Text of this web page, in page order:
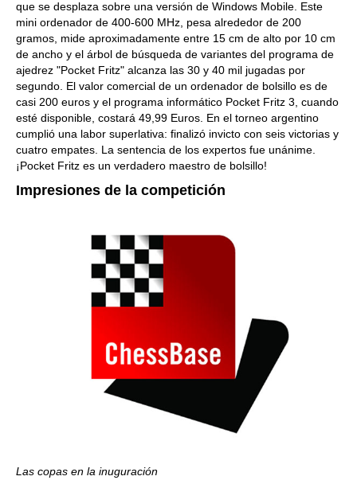
que se desplaza sobre una versión de Windows Mobile. Este
mini ordenador de 400-600 MHz, pesa alrededor de 200
gramos, mide aproximadamente entre 15 cm de alto por 10 cm
de ancho y el árbol de búsqueda de variantes del programa de
ajedrez "Pocket Fritz" alcanza las 30 y 40 mil jugadas por
segundo. El valor comercial de un ordenador de bolsillo es de
casi 200 euros y el programa informático Pocket Fritz 3, cuando
esté disponible, costará 49,99 Euros. En el torneo argentino
cumplió una labor superlativa: finalizó invicto con seis victorias y
cuatro empates. La sentencia de los expertos fue unánime.
¡Pocket Fritz es un verdadero maestro de bolsillo!
Impresiones de la competición
Las copas en la inuguración